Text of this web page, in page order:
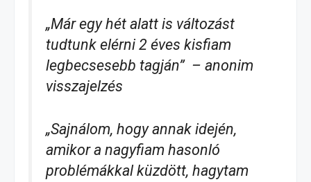
„Már egy hét alatt is változást
tudtunk elérni 2 éves kisfiam
legbecsesebb tagján” – anonim
visszajelzés
„Sajnálom, hogy annak idején,
amikor a nagyfiam hasonló
problémákkal küzdött, hagytam